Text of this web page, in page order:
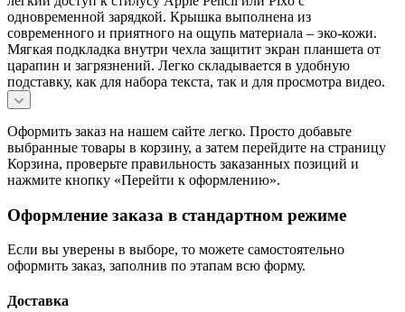
одновременной зарядкой. Крышка выполнена из
современного и приятного на ощупь материала – эко-кожи.
Мягкая подкладка внутри чехла защитит экран планшета от
царапин и загрязнений. Легко складывается в удобную
подставку, как для набора текста, так и для просмотра видео.
Оформить заказ на нашем сайте легко. Просто добавьте
выбранные товары в корзину, а затем перейдите на страницу
Корзина, проверьте правильность заказанных позиций и
нажмите кнопку «Перейти к оформлению».
Оформление заказа в стандартном режиме
Если вы уверены в выборе, то можете самостоятельно
оформить заказ, заполнив по этапам всю форму.
Доставка